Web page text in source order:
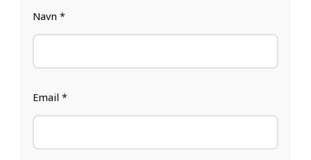
Navn *
Email *